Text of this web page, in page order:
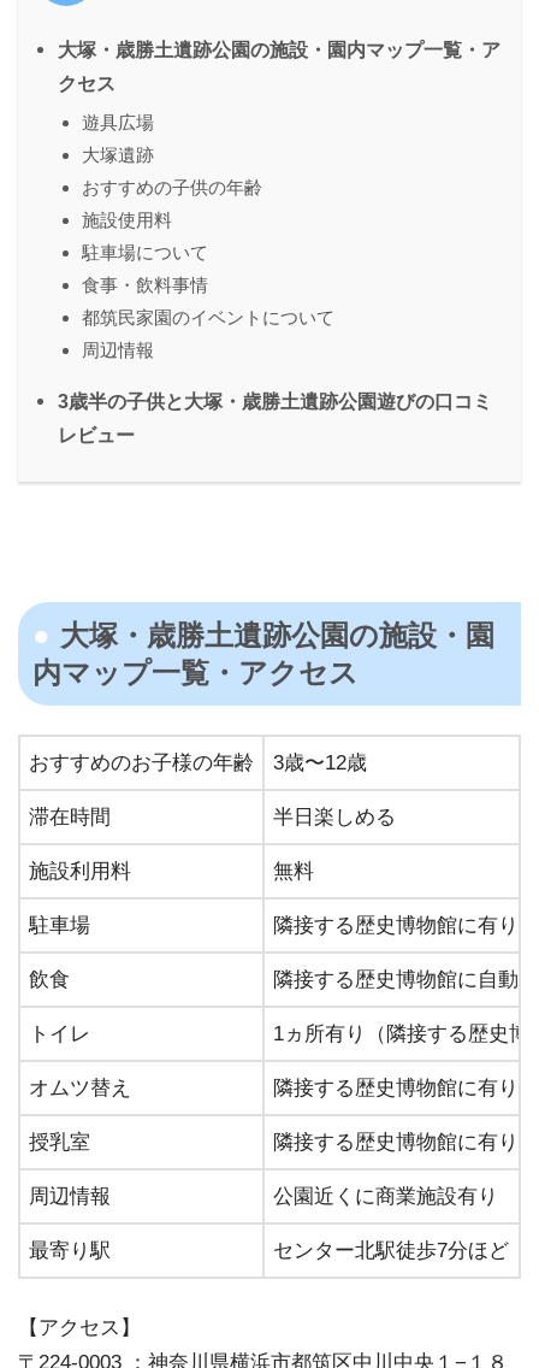
大塚・歳勝土遺跡公園の施設・園内マップ⼀覧・ア
クセス
遊具広場
大塚遺跡
おすすめの⼦供の年齢
施設使⽤料
駐⾞場について
⾷事・飲料事情
都筑民家園のイベントについて
周辺情報
3歳半の⼦供と大塚・歳勝土遺跡公園遊びの⼝コミ
レビュー
大塚・歳勝土遺跡公園の施設・園
内マップ⼀覧・アクセス
おすすめのお⼦様の年齢 3歳〜12歳
滞在時間 半日楽しめる
施設利⽤料 無料
駐⾞場 隣接する歴史博物館に有り
飲⾷ 隣接する歴史博物館に自動
トイレ 1ヵ所有り（隣接する歴史博
オムツ替え 隣接する歴史博物館に有り
授乳室 隣接する歴史博物館に有り
周辺情報 公園近くに商業施設有り
最寄り駅 センター北駅徒歩7分ほど
【アクセス】
〒224-0003 ：神奈川県横浜市都筑区中川中央１−１８